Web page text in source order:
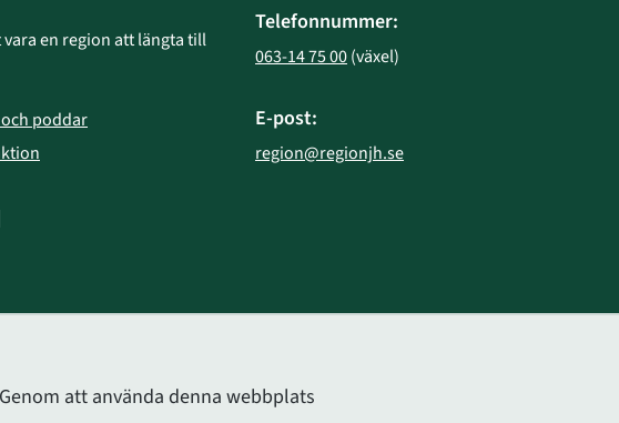
att använda denna webbplats
vara en region att längta till
poddar
till annan webbplats.
Telefonnummer:
063-14 75 00 (växel)
E-post:
region@regionjh.se